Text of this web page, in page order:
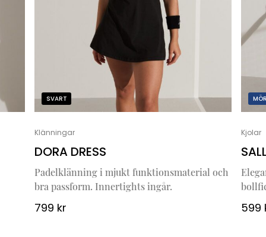
SVART
Klänningar
DORA DRESS
Padelklänning i mjukt funktionsmaterial och
bra passform. Innertights ingår.
799 kr
Kjolar
599